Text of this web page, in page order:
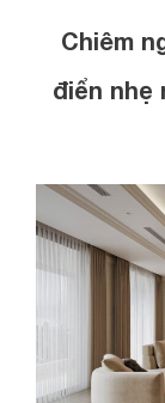
Chiêm
điển nhẹ